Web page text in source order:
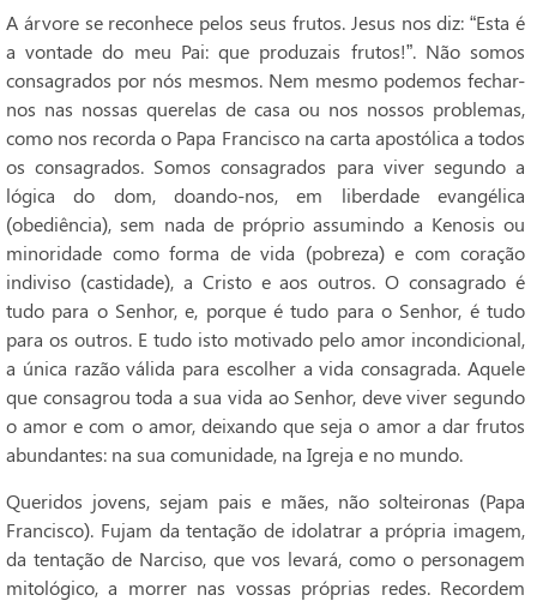
A árvore se reconhece pelos seus frutos. Jesus nos diz: “Esta é
a vontade do meu Pai: que produzais frutos!”. Não somos
consagrados por nós mesmos. Nem mesmo podemos fechar-
nos nas nossas querelas de casa ou nos nossos problemas,
como nos recorda o Papa Francisco na carta apostólica a todos
os consagrados. Somos consagrados para viver segundo a
lógica do dom, doando-nos, em liberdade evangélica
(obediência), sem nada de próprio assumindo a Kenosis ou
minoridade como forma de vida (pobreza) e com coração
indiviso (castidade), a Cristo e aos outros. O consagrado é
tudo para o Senhor, e, porque é tudo para o Senhor, é tudo
para os outros. E tudo isto motivado pelo amor incondicional,
a única razão válida para escolher a vida consagrada. Aquele
que consagrou toda a sua vida ao Senhor, deve viver segundo
o amor e com o amor, deixando que seja o amor a dar frutos
abundantes: na sua comunidade, na Igreja e no mundo.
Queridos jovens, sejam pais e mães, não solteironas (Papa
Francisco). Fujam da tentação de idolatrar a própria imagem,
da tentação de Narciso, que vos levará, como o personagem
mitológico, a morrer nas vossas próprias redes. Recordem